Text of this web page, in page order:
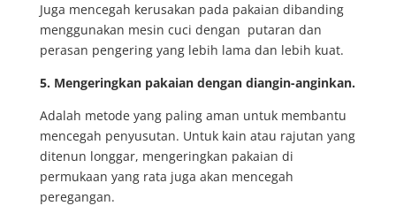
Juga mencegah kerusakan pada pakaian dibanding
menggunakan mesin cuci dengan putaran dan
perasan pengering yang lebih lama dan lebih kuat.
5. Mengeringkan pakaian dengan diangin-anginkan.
Adalah metode yang paling aman untuk membantu
mencegah penyusutan. Untuk kain atau rajutan yang
ditenun longgar, mengeringkan pakaian di
permukaan yang rata juga akan mencegah
peregangan.